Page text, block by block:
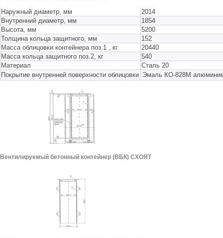
Наружный диаметр, мм
2014
Внутренний диаметр, мм
1854
Высота, мм
5200
Толщина кольца защитного, мм
152
Масса облицовки контейнера поз.1 , кг
20440
Масса кольца защитного поз.2, кг
540
Материал
Сталь 20
Покрытие внутренней поверхности облицовки Эмаль КО-828М
Вентилируемый бетонный контейнер (ВБК) СХОЯТ